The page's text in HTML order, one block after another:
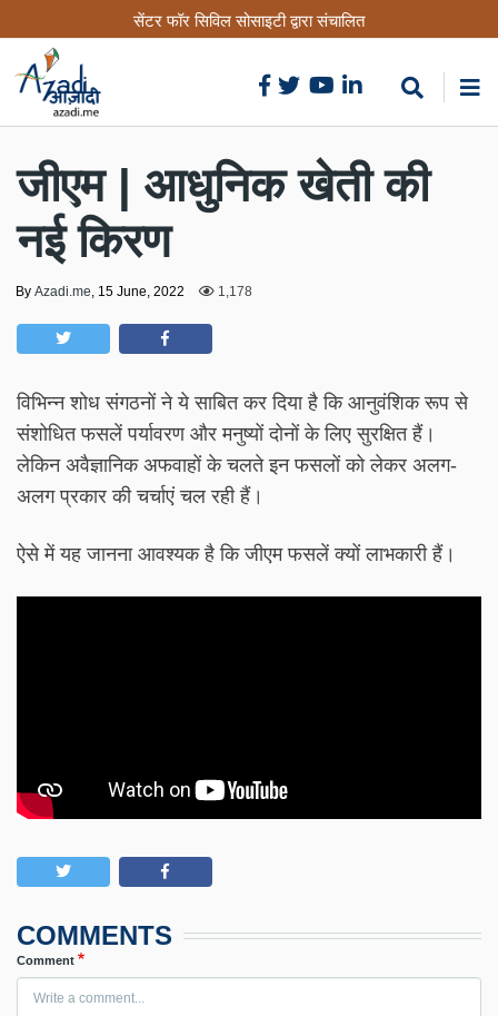
to
content
सेंटर फॉर सिविल सोसाइटी द्वारा संचालित
जीएम | आधुनिक खेती की
नई किरण
By Azadi.me, 15 June, 2022 1,178
विभिन्न शोध संगठनों ने ये साबित कर दिया है कि आनुवंशिक रूप से
संशोधित फसलें पर्यावरण और मनुष्यों दोनों के लिए सुरक्षित हैं।
लेकिन अवैज्ञानिक अफवाहों के चलते इन फसलों को लेकर अलग-
अलग प्रकार की चर्चाएं चल रही हैं।
ऐसे में यह जानना आवश्यक है कि जीएम फसलें क्यों लाभकारी हैं।
COMMENTS
Comment